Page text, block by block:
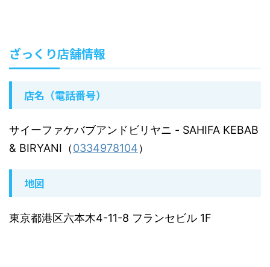
ざっくり店舗情報
店名（電話番号）
サイーファケバブアンドビリヤニ - SAHIFA KEBAB
& BIRYANI（0334978104）
地図
東京都港区六本木4-11-8 フランセビル 1F